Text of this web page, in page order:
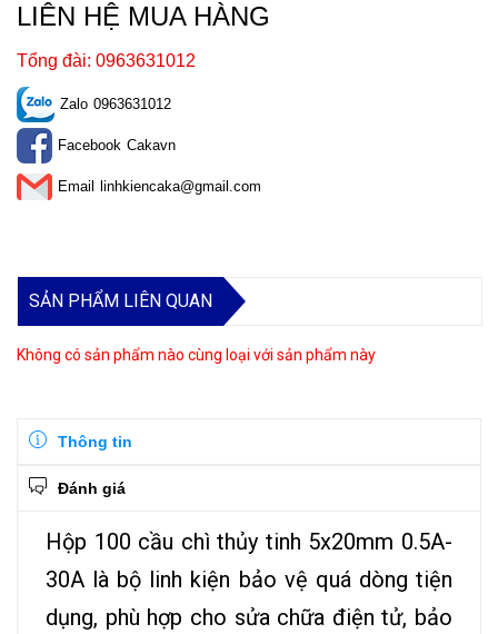
LIÊN HỆ MUA HÀNG
Tổng đài: 0963631012
Zalo 0963631012
Facebook Cakavn
Email linhkiencaka@gmail.com
SẢN PHẨM LIÊN QUAN
Không có sản phẩm nào cùng loại với sản phẩm này
Thông tin
Đánh giá
Hộp 100 cầu chì thủy tinh 5x20mm 0.5A-
30A là bộ linh kiện bảo vệ quá dòng tiện
dụng, phù hợp cho sửa chữa điện tử, bảo